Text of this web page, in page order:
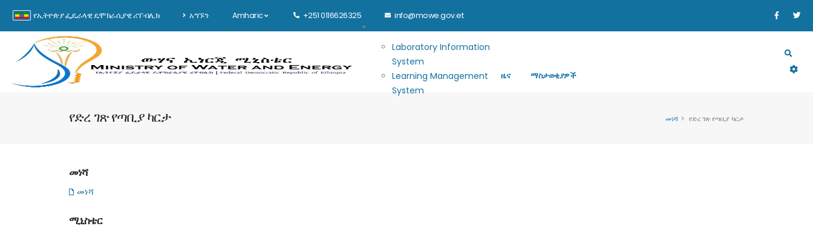
የኢትዮጵያ ፌዴራላዊ ዴሞክራሲያዊ ሪፐብሊክ አግኙን Amharic +251 0116626325 info@mowe.gov.et
Main navigation
Laboratory Information
System
Learning Management
System
ዜና ማስታወቂያዎች
የድረ ገጽ የጣቢያ ካርታ መነሻ የድረ ገጽ የጣቢያ ካርታ
መነሻ
መነሻ
ሚኒስቴር